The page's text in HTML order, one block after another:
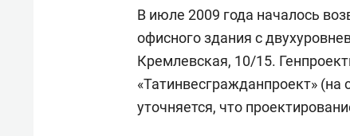
В июле 2009 года началось
офисного здания с
Кремлевская, 10/15.
«Татинвесгражданпроект» (на
уточняется, что